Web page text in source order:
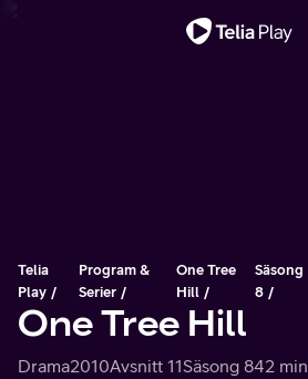
Telia
Play
Program &
Serier
One Tree
Hill
Säsong
8
One Tree Hill
Drama2010Avsnitt 11Säsong 842 min